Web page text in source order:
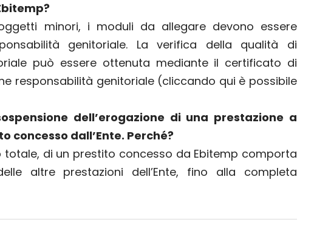
minori, i moduli da allegare devono essere
genitoriale. La verifica della qualità di
può essere ottenuta mediante il certificato di
responsabilità genitoriale (cliccando qui è possibile
dell’erogazione di una prestazione a
concesso dall’Ente. Perché?
totale, di un prestito concesso da Ebitemp comporta
altre prestazioni dell’Ente, fino alla completa